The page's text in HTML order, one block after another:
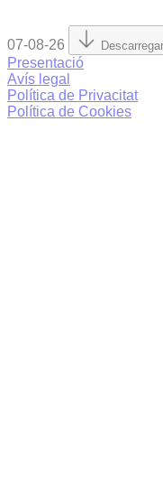
07-08-26
Presentació
Avís legal
Política de Privacitat
Política de Cookies